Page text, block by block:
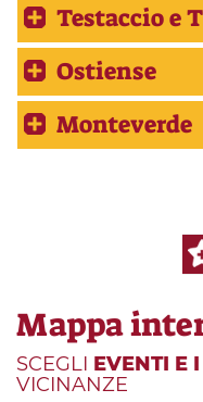
Testaccio e
Ostiense
Monteverde
Mappa
SCEGLI EVENTI E
VICINANZE